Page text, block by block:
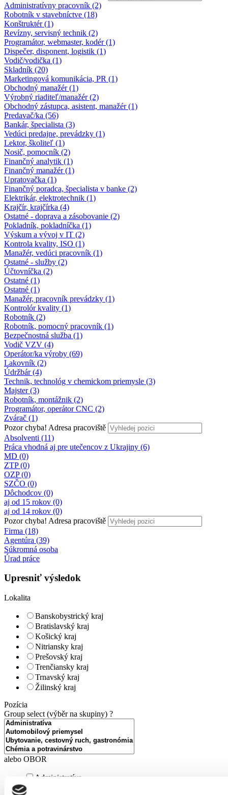
Administratívny pracovník (2)
Robotník v stavebníctve (18)
Konštruktér (1)
Revízny, servisný technik (2)
Programátor, webmaster, kodér (1)
Dispečer, disponent, logistik (1)
Vodič/vodička (1)
Skladník (20)
Marketingová komunikácia, PR (1)
Obchodný manažér (1)
Výrobný riaditeľ/manažér (2)
Obchodný zástupca, asistent, manažér (1)
Predavač/ka (56)
Bankár, špecialista (3)
Vedúci predajne, prevádzky (1)
Lektor, školiteľ (1)
Nosič, pomocník (2)
Finančný analytik (1)
Finančný manažér (1)
Upratovačka (1)
Finančný poradca, špecialista v banke (2)
Elektrikár, elektrotechnik (1)
Krajčír, krajčírka (4)
Ostatné - doprava a zásobovanie (2)
Pokladník, pokladníčka (1)
Výskum a vývoj v IT (2)
Kontrola kvality, ISO (1)
Manažér, vedúci pracovník (1)
Ostatné - služby (2)
Účtovníčka (2)
Ostatné (1)
Ostatné (1)
Manažér, pracovník prevádzky (1)
Kontrolór kvality (1)
Robotník (2)
Robotník, pomocný pracovník (1)
Bezpečnostná služba (1)
Vodič VZV (4)
Operátor/ka výroby (69)
Lakovník (2)
Údržbár (4)
Technik, technológ v chemickom priemysle (3)
Majster (3)
Robotník, montážnik (2)
Programátor, operátor CNC (2)
Zvárač (1)
Pozor chyba! Adresa pracoviště
Absolventi (11)
Práca vhodná aj pre utečencov z Ukrajiny (6)
MD (0)
ZTP (0)
OZP (0)
SZČO (0)
Dôchodcov (0)
aj od 15 rokov (0)
aj od 14 rokov (0)
Pozor chyba! Adresa pracoviště
Firma (18)
Agentúra (39)
Súkromná osoba
Úrad práce
Upresniť výsledok
Lokalita
Banskobystrický kraj
Bratislavský kraj
Košický kraj
Nitriansky kraj
Prešovský kraj
Trenčiansky kraj
Trnavský kraj
Žilinský kraj
Pozícia
Group select (výběr na skupiny) ?
alebo OBOR
Administratíva